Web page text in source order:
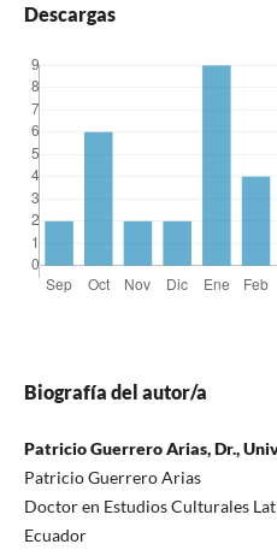
Descargas
Biografía del autor/a
Patricio Guerrero Arias, Dr.,
Patricio Guerrero Arias
Doctor en Estudios Culturales
Ecuador